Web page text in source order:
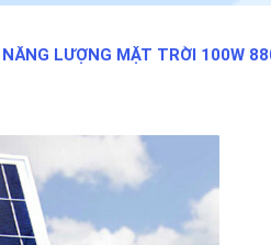
LƯỢNG MẶT TRỜI 100W